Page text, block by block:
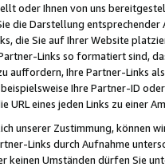
oder Ihnen von uns
die Darstellung
die Sie auf Ihrer Website
Links so formatiert sind,
auffordern, Ihre Partner-Links
Ihre Partner-ID
URL eines jeden Links zu einer
unserer Zustimmung, können
Links durch Aufnahme
keinen Umständen dürfen Sie